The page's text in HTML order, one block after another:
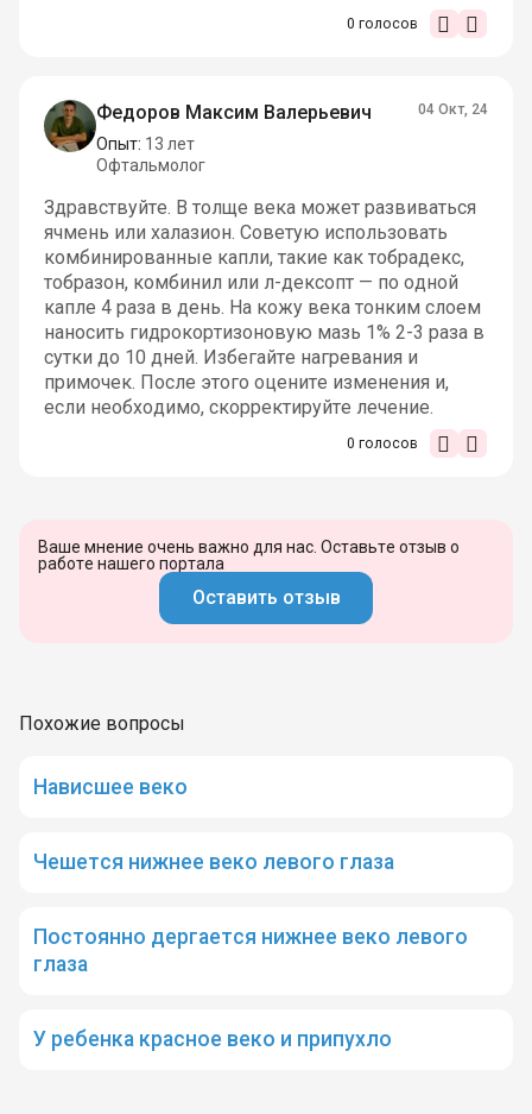
0 голосов
Федоров Максим Валерьевич
Опыт: 13 лет
Офтальмолог
04 Окт, 24
Здравствуйте. В толще века может развиваться
ячмень или халазион. Советую использовать
комбинированные капли, такие как тобрадекс,
тобразон, комбинил или л-дексопт — по одной
капле 4 раза в день. На кожу века тонким слоем
наносить гидрокортизоновую мазь 1% 2-3 раза в
сутки до 10 дней. Избегайте нагревания и
примочек. После этого оцените изменения и,
если необходимо, скорректируйте лечение.
0 голосов
Ваше мнение очень важно для нас. Оставьте отзыв о
работе нашего портала
Оставить отзыв
Похожие вопросы
Нависшее веко
Чешется нижнее веко левого глаза
Постоянно дергается нижнее веко левого
глаза
У ребенка красное веко и припухло